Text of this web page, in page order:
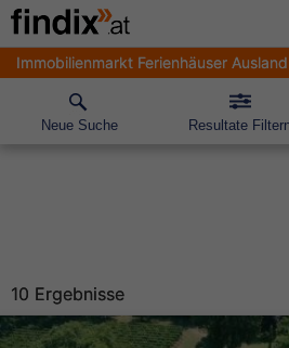
Immobilienmarkt Ferienhäuser Ausland
Neue Suche Resultate
10 Ergebnisse